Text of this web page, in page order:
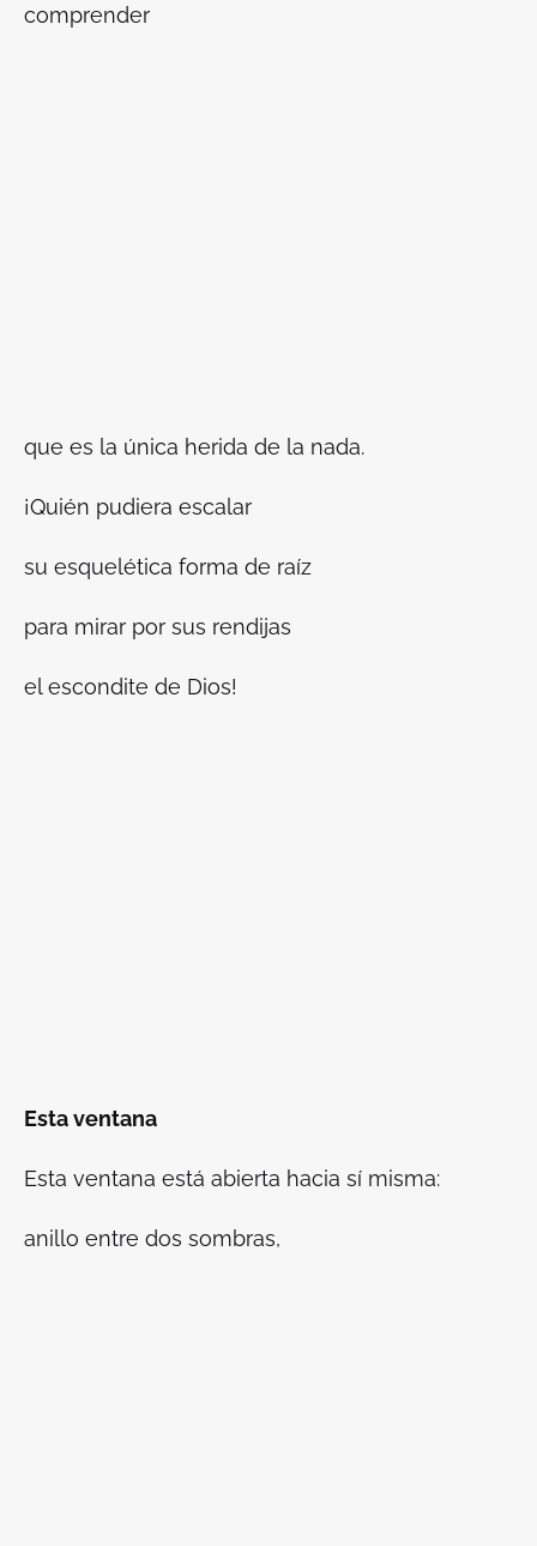
comprender
que es la única herida de la nada.
¡Quién pudiera escalar
su esquelética forma de raíz
para mirar por sus rendijas
el escondite de Dios!
Esta ventana
Esta ventana está abierta hacia sí misma:
anillo entre dos sombras,